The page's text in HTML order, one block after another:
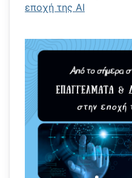
εποχή της AI